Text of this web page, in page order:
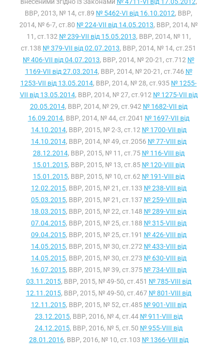
ВВР, 2013, № 14, ст.89 № 5462-VI від 16.10.2012, ВВР,
2014, № 6-7, ст.80 № 224-VII від 14.05.2013, ВВР, 2014, №
11, ст.132 № 239-VII від 15.05.2013, ВВР, 2014, № 11,
ст.138 № 379-VII від 02.07.2013, ВВР, 2014, № 14, ст.251
№ 406-VII від 04.07.2013, ВВР, 2014, № 20-21, ст.712 №
1169-VII від 27.03.2014, ВВР, 2014, № 20-21, ст.746 №
1253-VII від 13.05.2014, ВВР, 2014, № 28, ст.935 № 1255-
VII від 13.05.2014, ВВР, 2014, № 27, ст.912 № 1275-VII від
20.05.2014, ВВР, 2014, № 29, ст.942 № 1682-VII від
16.09.2014, ВВР, 2014, № 44, ст.2041 № 1697-VII від
14.10.2014, ВВР, 2015, № 2-3, ст.12 № 1700-VII від
14.10.2014, ВВР, 2014, № 49, ст.2056 № 77-VIII від
28.12.2014, ВВР, 2015, № 11, ст.75 № 116-VIII від
15.01.2015, ВВР, 2015, № 13, ст.85 № 120-VIII від
15.01.2015, ВВР, 2015, № 10, ст.62 № 191-VIII від
12.02.2015, ВВР, 2015, № 21, ст.133 № 238-VIII від
05.03.2015, ВВР, 2015, № 21, ст.137 № 259-VIII від
18.03.2015, ВВР, 2015, № 22, ст.148 № 289-VIII від
07.04.2015, ВВР, 2015, № 25, ст.188 № 315-VIII від
09.04.2015, ВВР, 2015, № 25, ст.191 № 426-VIII від
14.05.2015, ВВР, 2015, № 30, ст.272 № 433-VIII від
14.05.2015, ВВР, 2015, № 30, ст.273 № 630-VIII від
16.07.2015, ВВР, 2015, № 39, ст.375 № 734-VIII від
03.11.2015, ВВР, 2015, № 49-50, ст.451 № 785-VIII від
12.11.2015, ВВР, 2015, № 49-50, ст.467 № 801-VIII від
12.11.2015, ВВР, 2015, № 52, ст.485 № 901-VIII від
23.12.2015, ВВР, 2016, № 4, ст.44 № 911-VIII від
24.12.2015, ВВР, 2016, № 5, ст.50 № 955-VIII від
28.01.2016, ВВР, 2016, № 10, ст.103 № 1366-VIII від